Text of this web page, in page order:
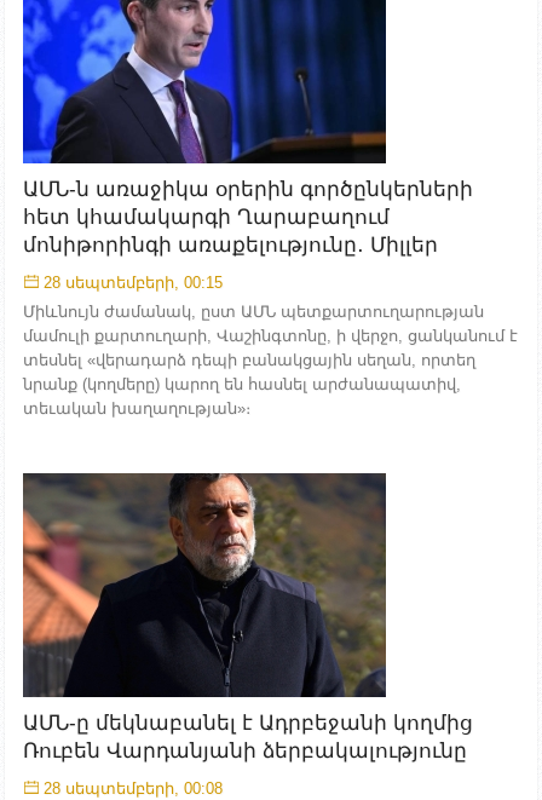
ԱՄՆ-ն առաջիկա օրերին գործընկերների
հետ կհամակարգի Ղարաբաղում
մոնիթորինգի առաքելությունը․ Միլլեր
28 սեպտեմբերի, 00:15
Միևնույն ժամանակ, ըստ ԱՄՆ պետքարտուղարության
մամուլի քարտուղարի, Վաշինգտոնը, ի վերջո, ցանկանում է
տեսնել «վերադարձ դեպի բանակցային սեղան, որտեղ
նրանք (կողմերը) կարող են հասնել արժանապատիվ,
տեւական խաղաղության»։
ԱՄՆ-ը մեկնաբանել է Ադրբեջանի կողմից
Ռուբեն Վարդանյանի ձերբակալությունը
28 սեպտեմբերի, 00:08